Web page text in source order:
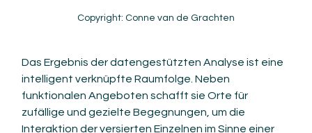
Copyright: Conne van de Grachten
Das Ergebnis der datengestützten Analyse ist eine
intelligent verknüpfte Raumfolge. Neben
funktionalen Angeboten schafft sie Orte für
zufällige und gezielte Begegnungen, um die
Interaktion der versierten Einzelnen im Sinne einer